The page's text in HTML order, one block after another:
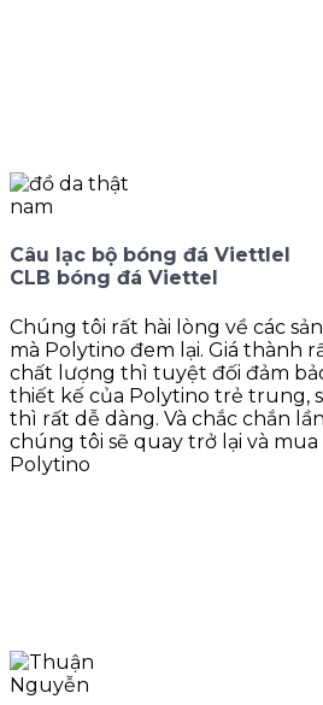
Câu lạc bộ bóng đá Viettlel
CLB bóng đá Viettel
Chúng tôi rất hài lòng về các
mà Polytino đem lại. Giá thành
chất lượng thì tuyệt đối đảm
thiết kế của Polytino trẻ trung,
thì rất dễ dàng. Và chắc chắn
chúng tôi sẽ quay trở lại và mua
Polytino